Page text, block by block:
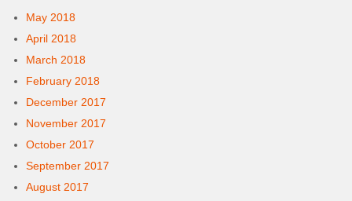
May 2018
April 2018
March 2018
February 2018
December 2017
November 2017
October 2017
September 2017
August 2017